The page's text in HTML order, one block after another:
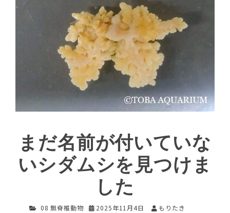
まだ名前が付いていな
いシダムシを見つけま
した
08 無脊椎動物 2025年11月4日 もりたき